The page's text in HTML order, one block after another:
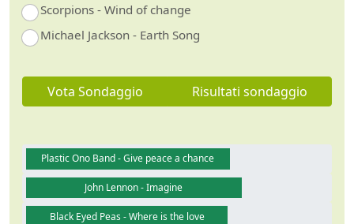
Scorpions - Wind of change
Michael Jackson - Earth Song
Vota Sondaggio Risultati sondaggio
Plastic Ono Band - Give peace a chance
John Lennon - Imagine
Black Eyed Peas - Where is the love